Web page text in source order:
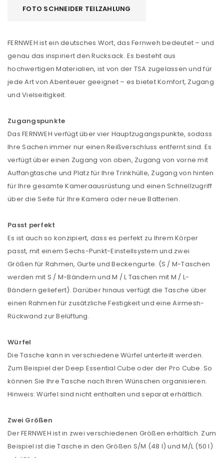
FOTO SCHNEIDER TEILZAHLUNG
FERNWEH ist ein deutsches Wort, das Fernweh bedeutet – und
genau das inspiriert den Rucksack. Es besteht aus
hochwertigen Materialien, ist von der TSA zugelassen und für
jede Art von Abenteuer geeignet – es bietet Komfort, Zugang
und Vielseitigkeit.
Zugangspunkte
Das FERNWEH verfügt über vier Hauptzugangspunkte, sodass
Ihre Sachen immer nur einen Reißverschluss entfernt sind. Es
verfügt über einen Zugang von oben, Zugang von vorne mit
Auffangtasche und Platz für Ihre Trinkhülle, Zugang von hinten
für Ihre gesamte Kameraausrüstung und einen Schnellzugriff
über die Seite für Ihre Kamera oder neue Batterien.
Passt perfekt
Es ist auch so konzipiert, dass es perfekt zu Ihrem Körper
passt, mit einem Sechs-Punkt-Einstellsystem und zwei
Größen für Rahmen, Gurte und Beckengurte. (S / M-Taschen
werden mit S / M-Bändern und M / L Taschen mit M / L-
Bändern geliefert). Darüber hinaus verfügt die Tasche über
einen Rahmen für zusätzliche Festigkeit und eine Airmesh-
Rückwand zur Belüftung.
Würfel
Die Tasche kann in verschiedene Würfel unterteilt werden.
Zum Beispiel der Deep Essential Cube oder der Pro Cube. So
können Sie Ihre Tasche nach Ihren Wünschen organisieren.
Hinweis: Würfel sind nicht enthalten und separat erhältlich.
Zwei Größen
Der FERNWEH ist in zwei verschiedenen Größen erhältlich. Zum
Beispiel ist die Tasche in den Größen S/M (48 l) und M/L (50 l)